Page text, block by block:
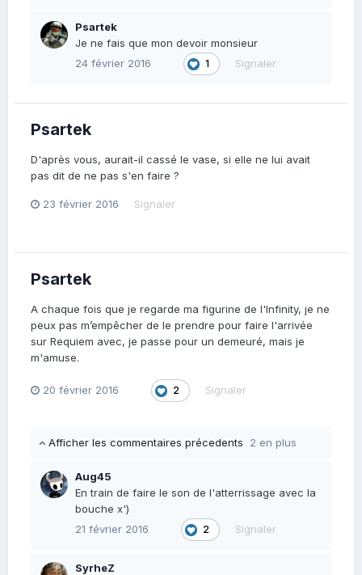
Psartek
Je ne fais que mon devoir monsieur
24 février 2016
1 Signaler
Psartek
D'après vous, aurait-il cassé le vase, si elle ne lui avait
pas dit de ne pas s'en faire ?
23 février 2016 Signaler
Psartek
A chaque fois que je regarde ma figurine de l'Infinity, je ne
peux pas m’empêcher de le prendre pour faire l'arrivée
sur Requiem avec, je passe pour un demeuré, mais je
m'amuse.
20 février 2016 2 Signaler
Afficher les commentaires précedents 2 en plus
Aug45
En train de faire le son de l'atterrissage avec la
bouche x')
21 février 2016
2 Signaler
SyrheZ